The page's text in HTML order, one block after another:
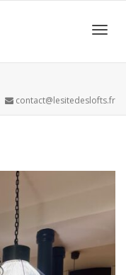
contact@lesitedeslofts.fr